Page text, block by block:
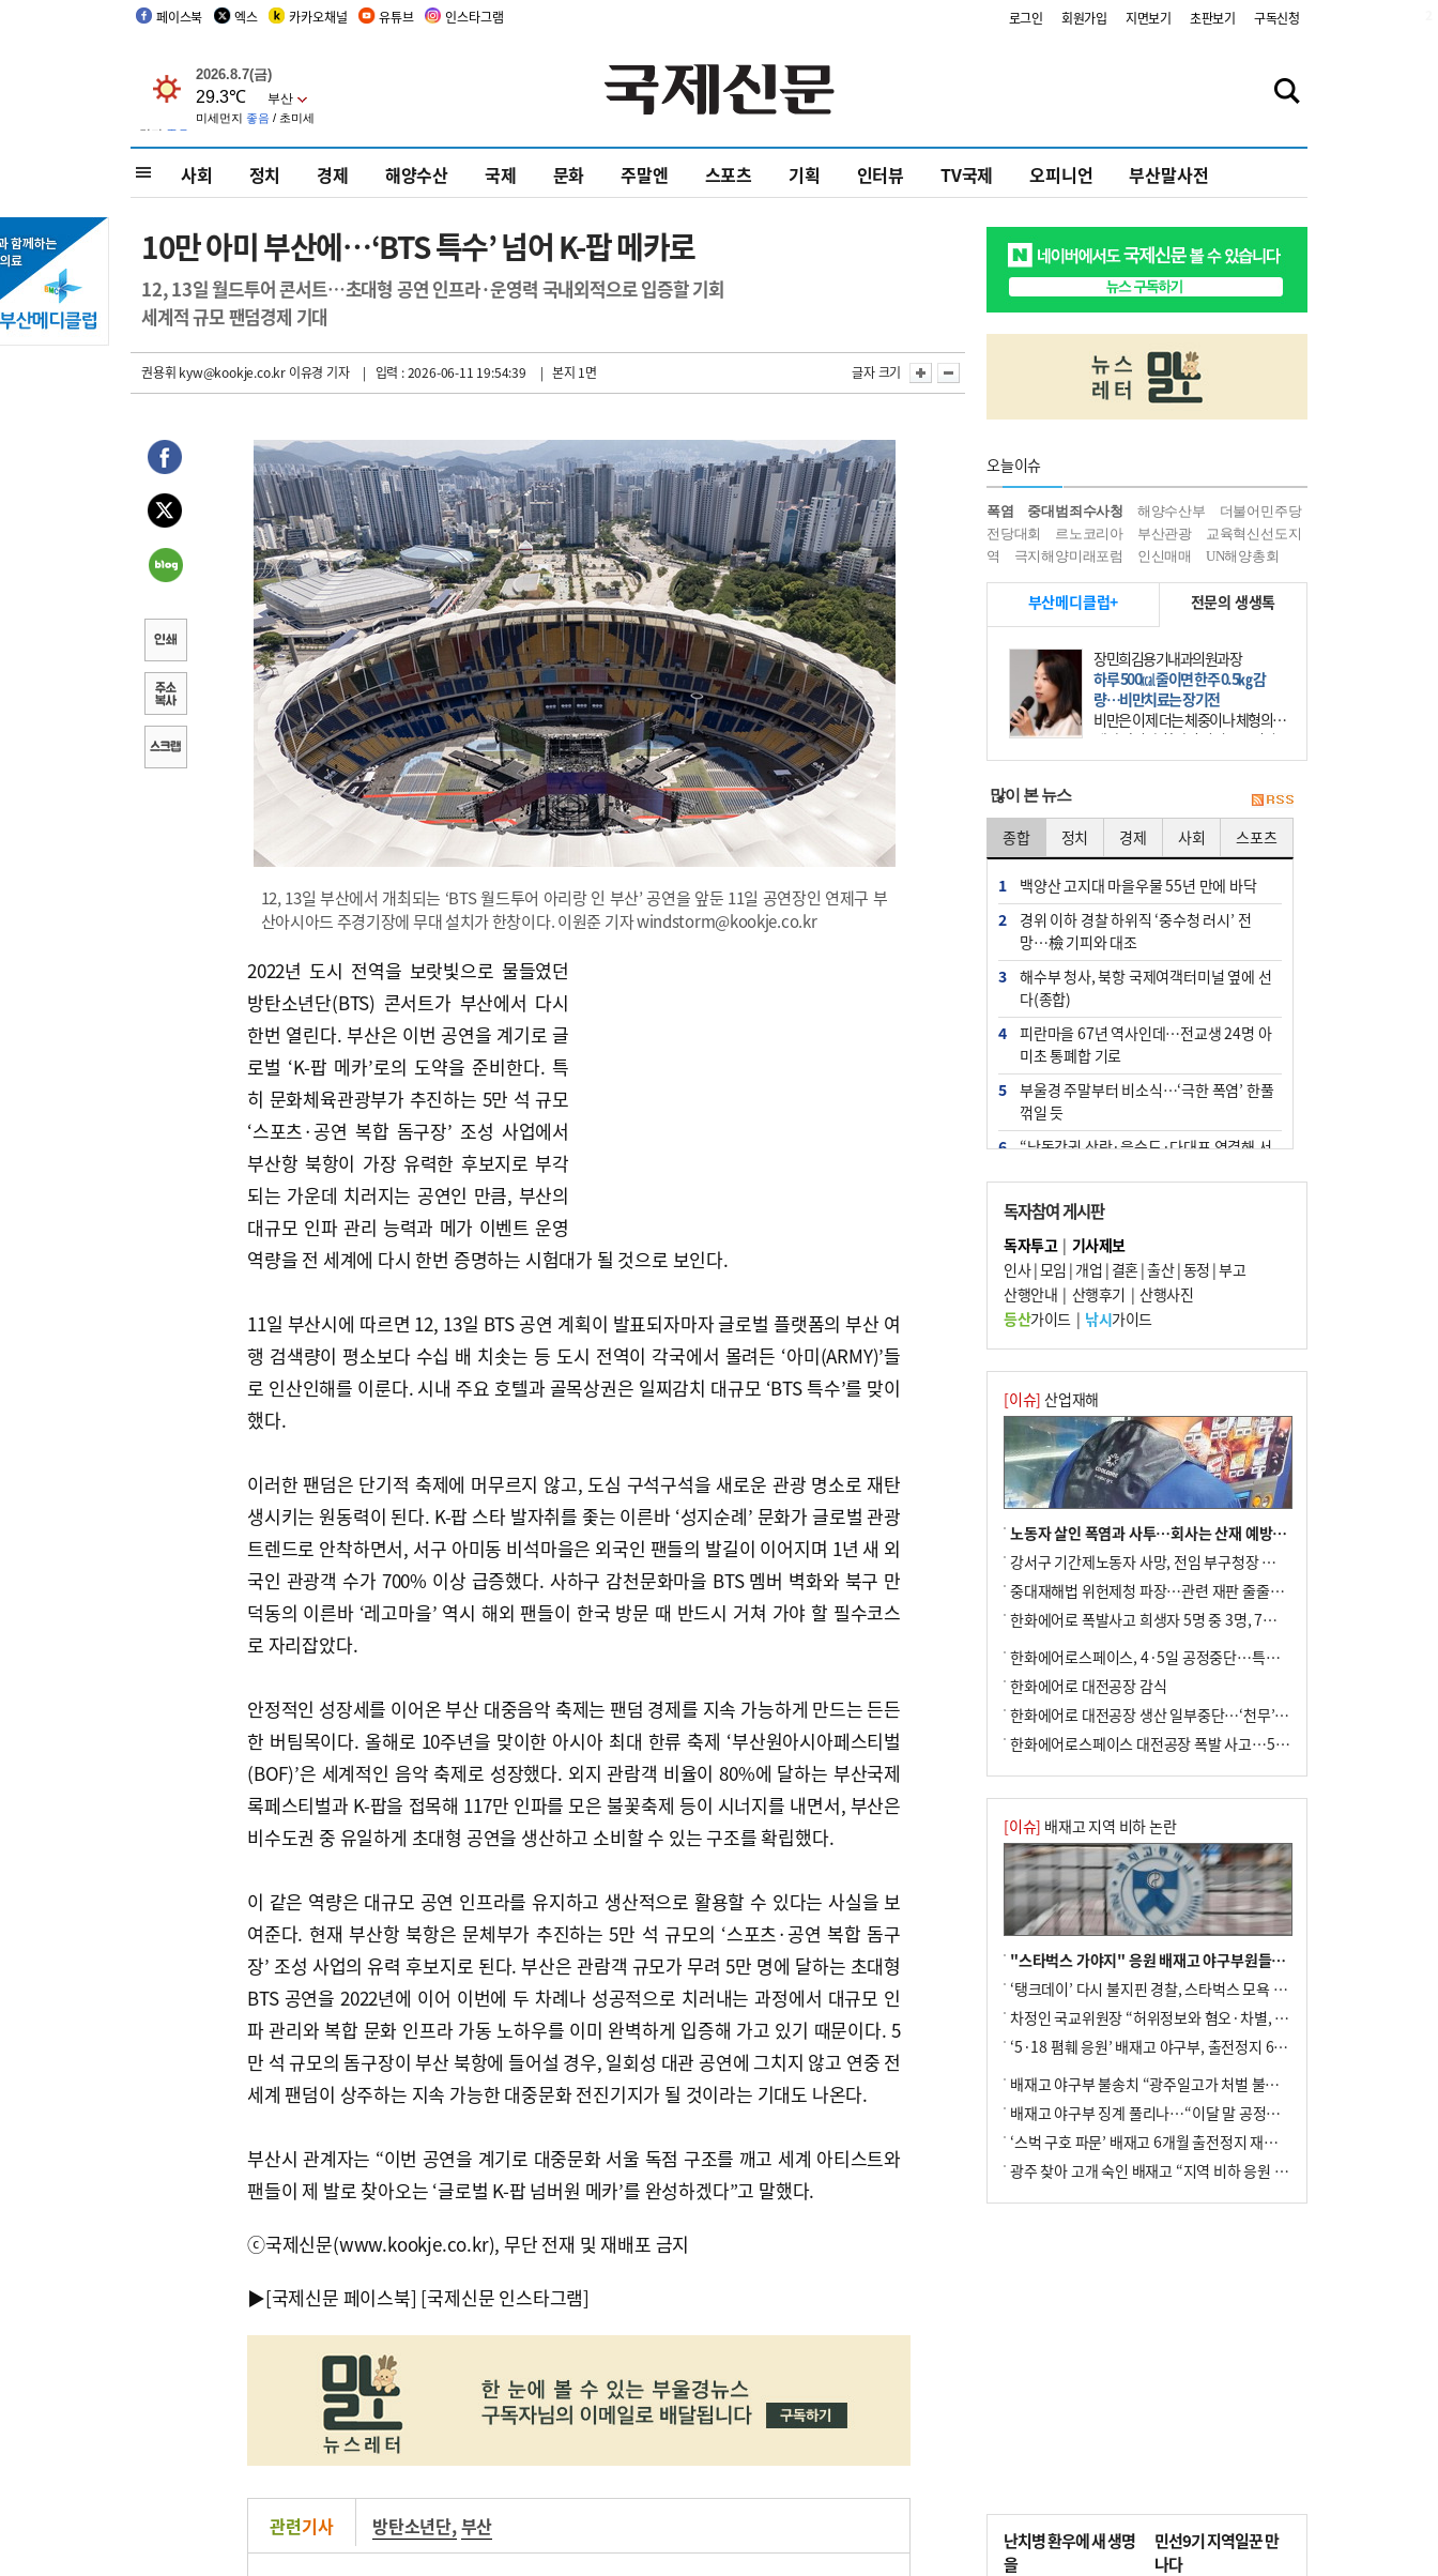
페이스북 엑스 카카오채널 유튜브 인스타그램 로그인 회원가입 지면보기 초판보기 구독신청
사회 정치 경제 해양수산 국제 문화 주말엔 스포츠 기획 인터뷰 TV국제 오피니언 부산말사전
10만 아미 부산에…‘BTS 특수’ 넘어 K-팝 메카로
12, 13일 월드투어 콘서트…초대형 공연 인프라·운영력 국내외적으로 입증할 기회
세계적 규모 팬덤경제 기대
권용휘 kyw@kookje.co.kr 이유경 기자 | 입력 : 2026-06-11 19:54:39 | 본지 1면 글자 크기
12, 13일 부산에서 개최되는 ‘BTS 월드투어 아리랑 인 부산’ 공연을 앞둔 11일 공연장인 연제구 부
산아시아드 주경기장에 무대 설치가 한창이다. 이원준 기자 windstorm@kookje.co.kr
2022년 도시 전역을 보랏빛으로 물들였던
방탄소년단(BTS) 콘서트가 부산에서 다시
한번 열린다. 부산은 이번 공연을 계기로 글
로벌 ‘K-팝 메카’로의 도약을 준비한다. 특
히 문화체육관광부가 추진하는 5만 석 규모
‘스포츠·공연 복합 돔구장’ 조성 사업에서
부산항 북항이 가장 유력한 후보지로 부각
되는 가운데 치러지는 공연인 만큼, 부산의
대규모 인파 관리 능력과 메가 이벤트 운영
역량을 전 세계에 다시 한번 증명하는 시험대가 될 것으로 보인다.
11일 부산시에 따르면 12, 13일 BTS 공연 계획이 발표되자마자 글로벌 플랫폼의 부산 여
행 검색량이 평소보다 수십 배 치솟는 등 도시 전역이 각국에서 몰려든 ‘아미(ARMY)’들
로 인산인해를 이룬다. 시내 주요 호텔과 골목상권은 일찌감치 대규모 ‘BTS 특수’를 맞이
했다.
이러한 팬덤은 단기적 축제에 머무르지 않고, 도심 구석구석을 새로운 관광 명소로 재탄
생시키는 원동력이 된다. K-팝 스타 발자취를 좇는 이른바 ‘성지순례’ 문화가 글로벌 관광
트렌드로 안착하면서, 서구 아미동 비석마을은 외국인 팬들의 발길이 이어지며 1년 새 외
국인 관광객 수가 700% 이상 급증했다. 사하구 감천문화마을 BTS 멤버 벽화와 북구 만
덕동의 이른바 ‘레고마을’ 역시 해외 팬들이 한국 방문 때 반드시 거쳐 가야 할 필수코스
로 자리잡았다.
안정적인 성장세를 이어온 부산 대중음악 축제는 팬덤 경제를 지속 가능하게 만드는 든든
한 버팀목이다. 올해로 10주년을 맞이한 아시아 최대 한류 축제 ‘부산원아시아페스티벌
(BOF)’은 세계적인 음악 축제로 성장했다. 외지 관람객 비율이 80%에 달하는 부산국제
록페스티벌과 K-팝을 접목해 117만 인파를 모은 불꽃축제 등이 시너지를 내면서, 부산은
비수도권 중 유일하게 초대형 공연을 생산하고 소비할 수 있는 구조를 확립했다.
이 같은 역량은 대규모 공연 인프라를 유지하고 생산적으로 활용할 수 있다는 사실을 보
여준다. 현재 부산항 북항은 문체부가 추진하는 5만 석 규모의 ‘스포츠·공연 복합 돔구
장’ 조성 사업의 유력 후보지로 된다. 부산은 관람객 규모가 무려 5만 명에 달하는 초대형
BTS 공연을 2022년에 이어 이번에 두 차례나 성공적으로 치러내는 과정에서 대규모 인
파 관리와 복합 문화 인프라 가동 노하우를 이미 완벽하게 입증해 가고 있기 때문이다. 5
만 석 규모의 돔구장이 부산 북항에 들어설 경우, 일회성 대관 공연에 그치지 않고 연중 전
세계 팬덤이 상주하는 지속 가능한 대중문화 전진기지가 될 것이라는 기대도 나온다.
부산시 관계자는 “이번 공연을 계기로 대중문화 서울 독점 구조를 깨고 세계 아티스트와
팬들이 제 발로 찾아오는 ‘글로벌 K-팝 넘버원 메카’를 완성하겠다”고 말했다.
ⓒ국제신문(www.kookje.co.kr), 무단 전재 및 재배포 금지
▶[국제신문 페이스북] [국제신문 인스타그램]
관련기사 방탄소년단,부산
오늘이슈
폭염 중대범죄수사청 해양수산부
더불어민주당
전당대회
르노코리아 부산관광
교육혁신선도지
역
극지해양미래포럼 인신매매 UN해양총회
부산메디클럽+ 전문의 생생톡
장민희김용기내과의원과장
하루 500㎉ 줄이면 한주 0.5㎏ 감
량…비만치료는 장기전
비만은 이제 더는 체중이나 체형의 문
제가 아니다. 하나의 질병으로 인지
하고 치료와 관리를 해야 한다. 세계
많이 본 뉴스
종합 정치 경제 사회 스포츠
1
백양산 고지대 마을우물 55년 만에 바닥
2
경위 이하 경찰 하위직 ‘중수청 러시’ 전
망…檢 기피와 대조
3
해수부 청사, 북항 국제여객터미널 옆에 선
다(종합)
4
피란마을 67년 역사인데…전교생 24명 아
미초 통폐합 기로
5
부울경 주말부터 비소식…‘극한 폭염’ 한풀
꺾일 듯
6
“낙동강권 삼락·을숙도·다대포 연결해 서
7
오늘의 날씨- 2026년 8월 7일
8
외국인 선원 ‘인신매매 경유지’ 된 부산…
우려가 현실로
9
[사설] 해수부 신청사 북항으로 확정, 해양
수도 도약의 전환점
10 르노 못 타는 부산시장…관용차 규정에 막
힌 지역기업 응원
독자참여 게시판
독자투고| 기사제보
인사|모임 | 개업 | 결혼|출산|동정 |부고
산행안내 | 산행후기 | 산행사진
등산가이드| 낚시가이드
[이슈] 산업재해
노동자 살인 폭염과 사투…회사는 산재 예방·전기료 절감 전력
강서구 기간제노동자 사망, 전임 부구청장 檢 송치
중대재해법 위헌제청 파장…관련 재판 줄줄이 브레이크
한화에어로 폭발사고 희생자 5명 중 3명, 7일 영면
한화에어로스페이스, 4·5일 공정중단…특별 안전점검
한화에어로 대전공장 감식
한화에어로 대전공장 생산 일부중단…‘천무’ 수출 비상
한화에어로스페이스 대전공장 폭발 사고…5명 사망·2명 부상(종합)
[이슈] 배재고 지역 비하 논란
"스타벅스 가야지" 응원 배재고 야구부원들, 학교서 징계 처분
‘탱크데이’ 다시 불지핀 경찰, 스타벅스 모욕 혐의 압수수색
차정인 국교위원장 “허위정보와 혐오·차별, 학교 교실까지 유입"
‘5·18 폄훼 응원’ 배재고 야구부, 출전정지 6개월→1개월 감경
배재고 야구부 불송치 “광주일고가 처벌 불원 의사 표해”
배재고 야구부 징계 풀리나…“이달 말 공정위서 재심의”
‘스벅 구호 파문’ 배재고 6개월 출전정지 재심 신청키로
광주 찾아 고개 숙인 배재고 “지역 비하 응원 잘못”(종합)
난치병 환우에 새 생명
을
민선9기 지역일꾼 만
나다